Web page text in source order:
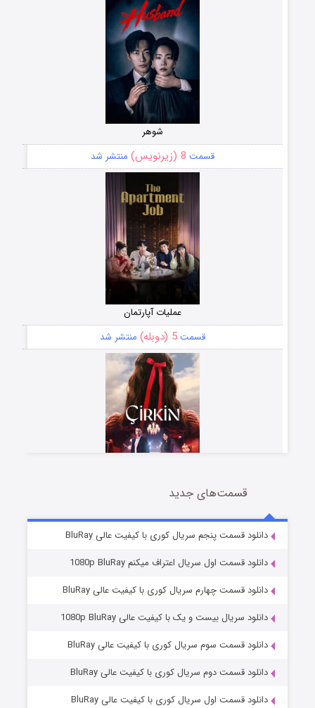
شوهر
قسمت 8 (زیرنویس) منتشر شد
عملیات آپارتمان
قسمت5 (دوبله) منتشر شد
سریال زشت
قسمت2 (زیرنویس) منتشر شد
مردگان متحرک: شهر مرده ۳
قسمت2 (زیرنویس) منتشر شد
قسمت‌های جدید
دانلود قسمت پنجم سریال کوری با کیفیت عالی BluRay
دانلود قسمت اول سریال اعتراف میکنم 1080p BluRay
دانلود قسمت چهارم سریال کوری با کیفیت عالی BluRay
دانلود سریال بیست و یک با کیفیت عالی 1080p BluRay
دانلود قسمت سوم سریال کوری با کیفیت عالی BluRay
دانلود قسمت دوم سریال کوری با کیفیت عالی BluRay
دانلود قسمت اول سریال کوری با کیفیت عالی BluRay